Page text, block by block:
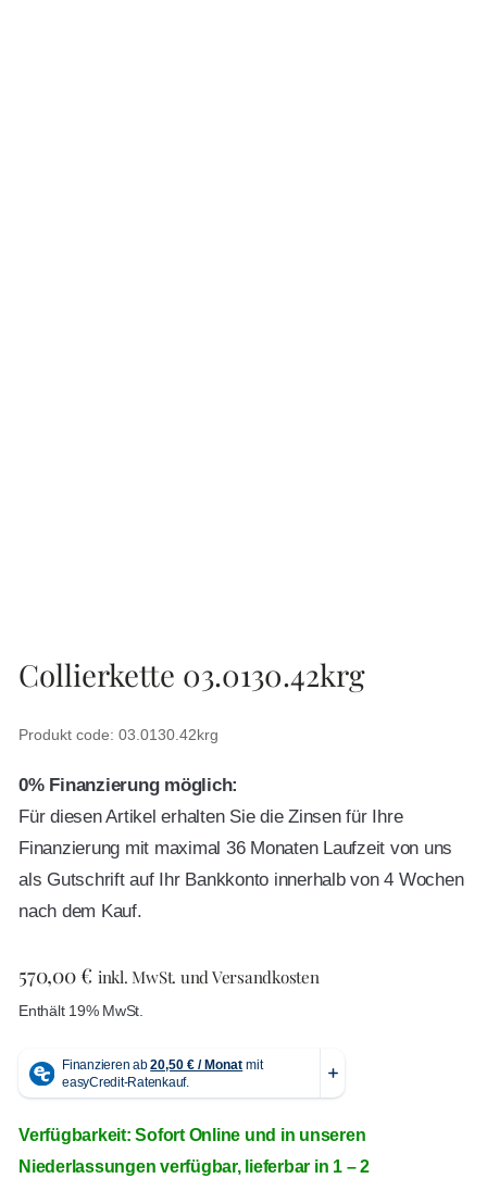
Collierkette 03.0130.42krg
Produkt code: 03.0130.42krg
0% Finanzierung möglich:
Für diesen Artikel erhalten Sie die Zinsen für Ihre
Finanzierung mit maximal 36 Monaten Laufzeit von uns
als Gutschrift auf Ihr Bankkonto innerhalb von 4 Wochen
nach dem Kauf.
570,00€ inkl. MwSt. und Versandkosten
Enthält 19% MwSt.
Verfügbarkeit: Sofort Online und in unseren
Niederlassungen verfügbar, lieferbar in 1 – 2